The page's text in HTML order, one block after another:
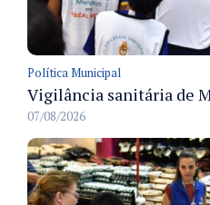
Política Municipal
07/08/2026